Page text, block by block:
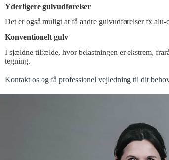
Yderligere gulvudførelser
Det er også muligt at få andre gulvudførelser fx
Konventionelt gulv
I sjældne tilfælde, hvor belastningen er ekstrem,
tegning.
Kontakt os og få professionel vejledning til dit